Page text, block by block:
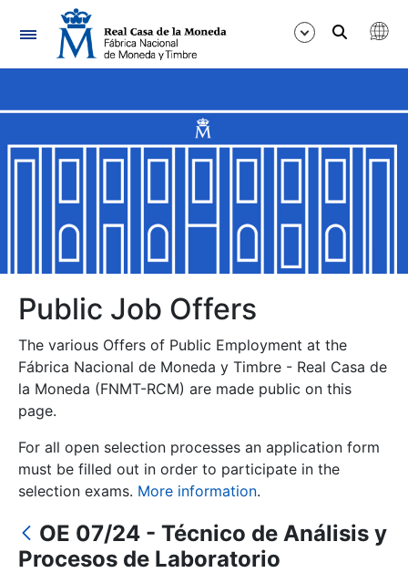
Navigation
Show/Hide
Show/Hide
Show/Hide
Show/Hide
Show/Hide
Public Job Offers
The various Offers of Public Employment at the
Fábrica Nacional de Moneda y Timbre - Real Casa de
la Moneda (FNMT-RCM) are made public on this
page.
For all open selection processes an application form
must be filled out in order to participate in the
selection exams. More information.
OE 07/24 - Técnico de Análisis y
Procesos de Laboratorio